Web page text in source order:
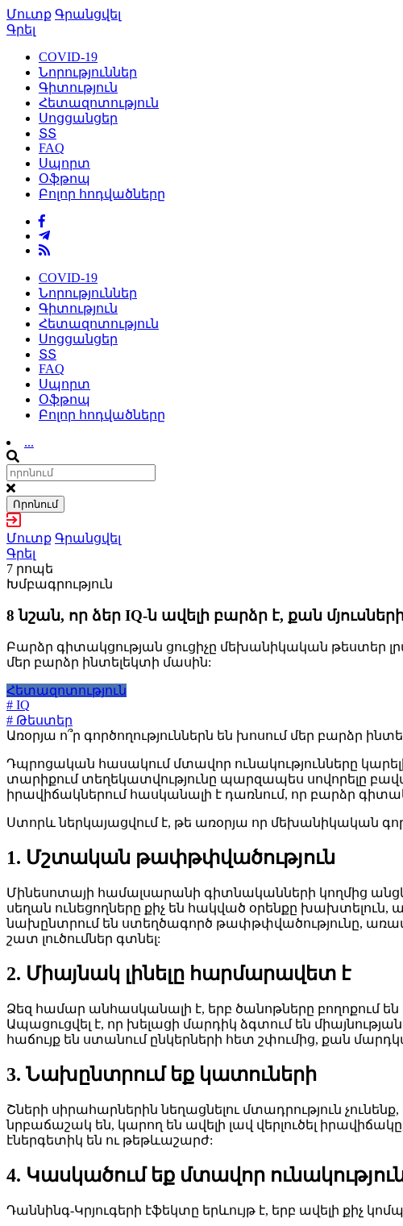
Մուտք Գրանցվել
Գրել
COVID-19
Նորություններ
Գիտություն
Հետազոտություն
Սոցցանցեր
ՏՏ
FAQ
Սպորտ
Օֆթոպ
Բոլոր հոդվածները
COVID-19
Նորություններ
Գիտություն
Հետազոտություն
Սոցցանցեր
ՏՏ
FAQ
Սպորտ
Օֆթոպ
Բոլոր հոդվածները
...
Որոնում
Մուտք Գրանցվել
Գրել
7 րոպե
Խմբագրություն
8 նշան, որ ձեր IQ-ն ավելի բարձր է, քան
Բարձր գիտակցության ցուցիչը մեխանիկական թեստեր
մեր բարձր ինտելեկտի մասին:
Հետազոտություն
# IQ
# Թեստեր
Առօրյա ո՞ր գործողություններն են խոսում մեր բարձր
Դպրոցական հասակում մտավոր ունակությունները
տարիքում տեղեկատվությունը պարզապես սովորելը
իրավիճակներում հասկանալի է դառնում, որ բարձր
Ստորև ներկայացվում է, թե առօրյա որ մեխանիկական
1. Մշտական թափթփվածություն
Մինեսոտայի համալսարանի գիտնականների կողմից
սեղան ունեցողները քիչ են հակված օրենքը
նախընտրում են ստեղծագործ թափթփվածությունը,
շատ լուծումներ գտնել:
2. Միայնակ լինելը հարմարավետ է
Ձեզ համար անհասկանալի է, երբ ծանոթները բողոքում են
Ապացուցվել է, որ խելացի մարդիկ ձգտում են
հաճույք են ստանում ընկերների հետ շփումից, քան
3. Նախընտրում եք կատուների
Շների սիրահարներին նեղացնելու մտադրություն
նրբաճաշակ են, կարող են ավելի լավ վերլուծել
էներգետիկ են ու թեթևաշարժ:
4. Կասկածում եք մտավոր
Դաննինգ-Կրյուգերի էֆեկտը երևույթ է, երբ ավելի քիչ